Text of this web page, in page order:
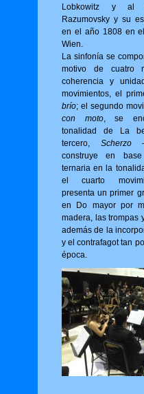
Lobkowitz y al
Razumovsky y su
en el año 1808 en
Wien.
La sinfonía se
motivo de cuatro
coherencia y
movimientos, el
brío; el segundo
con moto, se
tonalidad de La
tercero, Scherzo
construye en
ternaria en la
el cuarto
presenta un primer
en Do mayor por
madera, las trompas
además de la
y el contrafagot tan
época.